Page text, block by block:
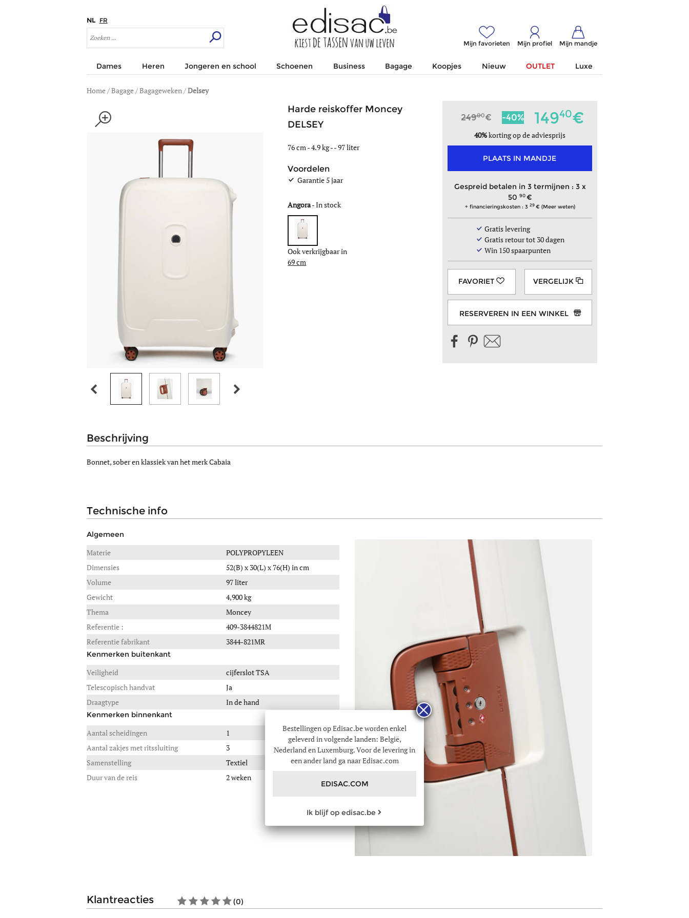
NL FR
Mijn favorieten Mijn profiel Mijn mandje
Dames Heren Jongeren en school Schoenen Business Bagage Koopjes Nieuw OUTLET Luxe
Home/Bagage/Bagageweken/Delsey
Harde reiskoffer Moncey
DELSEY
76 cm - 4.9 kg - - 97 liter
Voordelen
Garantie 5 jaar
Angora-In stock
Ook verkrijgbaar in
69 cm
24900 -40% 14940
40%korting op de adviesprijs
PLAATS IN MANDJE
Gespreid betalen in 3 termijnen : 3 x
50 90
+ financieringskosten : 3 29 (Meer weten)
Gratis levering
Gratis retour tot 30 dagen
Win 150spaarpunten
VERGELIJK
RESERVEREN IN EEN WINKEL
beschrijving
Bonnet, sober en klassiek van het merk Cabaia
technische info
Algemeen
Materie
POLYPROPYLEEN
Dimensies
52(B) x 30(L) x 76(H) in cm
Volume
97 liter
Gewicht
4,900 kg
Thema
Moncey
Referentie :
409-3844821M
Referentie fabrikant
3844-821MR
Kenmerken buitenkant
Veiligheid
cijferslot TSA
Telescopisch handvat
Ja
Draagtype
In de hand
Kenmerken binnenkant
Aantal scheidingen
1
Aantal zakjes met ritssluiting
3
Samenstelling
Textiel
Duur van de reis
2 weken
klantreacties (0)
Bestellingen op Edisac.be worden enkel
geleverd in volgende landen: België,
Nederland en Luxemburg. Voor de levering in
een ander land ga naar Edisac.com
EDISAC.COM
Ik blijf op edisac.be